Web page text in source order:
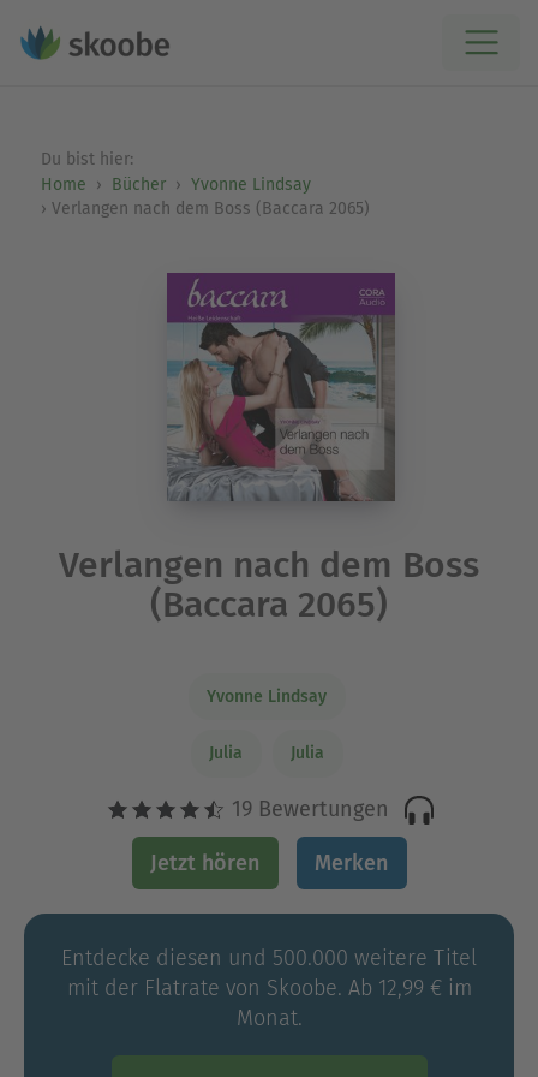
Du bist hier:
Home
Bücher
Yvonne Lindsay
Verlangen nach dem Boss (Baccara 2065)
Verlangen nach dem Boss
(Baccara 2065)
Yvonne Lindsay
Julia Julia
19 Bewertungen
Jetzt hören Merken
Entdecke diesen und 500.000 weitere Titel
mit der Flatrate von Skoobe. Ab 12,99 € im
Monat.